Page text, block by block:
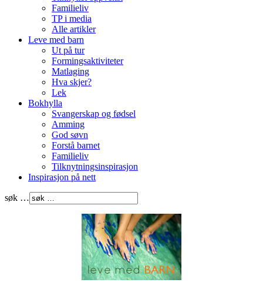
Familieliv
TP i media
Alle artikler
Leve med barn
Ut på tur
Formingsaktiviteter
Matlaging
Hva skjer?
Lek
Bokhylla
Svangerskap og fødsel
Amming
God søvn
Forstå barnet
Familieliv
Tilknytningsinspirasjon
Inspirasjon på nett
søk …